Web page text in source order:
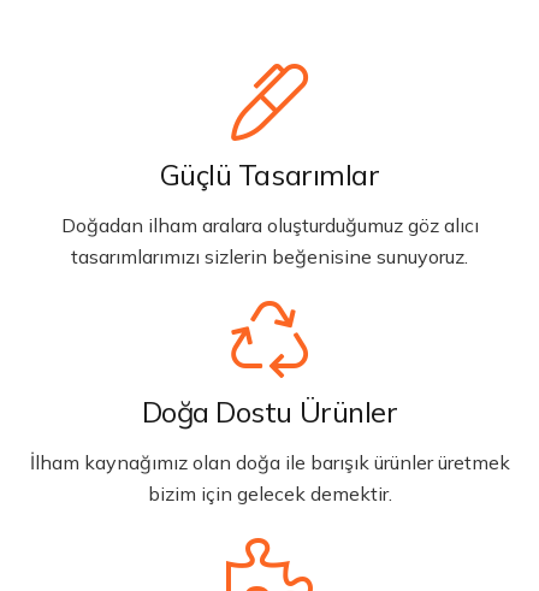
Güçlü Tasarımlar
Doğadan ilham aralara oluşturduğumuz göz alıcı
tasarımlarımızı sizlerin beğenisine sunuyoruz.
Doğa Dostu Ürünler
İlham kaynağımız olan doğa ile barışık ürünler üretmek
bizim için gelecek demektir.